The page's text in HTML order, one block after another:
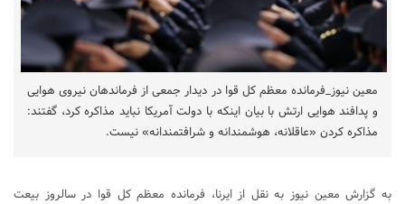
معین نیوز_فرمانده معظم کل قوا در دیدار جمعی از فرماندهان نیروی هوایی
و پدافند هوایی ارتش با بیان اینکه با دولت آمریکا نباید مذاکره کرد، گفتند:
مذاکره کردن «عاقلانه، هوشمندانه و شرافتمندانه» نیست.
به گزارش معین نیوز به نقل از ایرنا، فرمانده معظم کل قوا در سالروز بیعت